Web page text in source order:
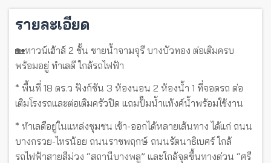
รายละเอียด
🏡ทาวน์เฮ้าส์ 2 ชั้น ชายน้ำจามจุรี บางบัวทอง ต่อเติมครบ
พร้อมอยู่ ทำเลดี ใกล้รถไฟฟ้า
* พื้นที่ 18 ตร.ว ฟังก์ชัน 3 ห้องนอน 2 ห้องน้ำ 1 ที่จอดรถ ต่อ
เติมโรงรถและต่อเติมครัวปิด แถมปั๊มน้ำแท้งค์น้ำพร้อมใช้งาน
* ทำเลดีอยู่ในแหล่งชุมชน เข้า-ออกได้หลายเส้นทาง ได้แก่ ถนน
บางกรวย-ไทรน้อย ถนนราชพฤกษ์ ถนนรัตนาธิเบศร์ ใกล้
รถไฟฟ้าสายสีม่วง “สถานีบางพลู” และใกล้จุดขึ้นทางด่วน “ศรี